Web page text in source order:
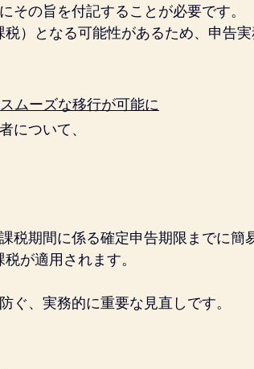
その旨を付記することが必要です。
）となる可能性があるため、申告
ムーズな移行が可能に
について、
税期間に係る確定申告期限までに簡
が適用されます。
、実務的に重要な見直しです。